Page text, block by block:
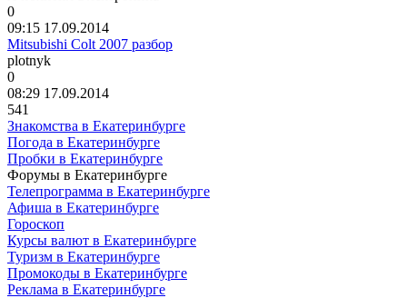
0
09:15 17.09.2014
Mitsubishi Сolt 2007 разбор
plotnyk
0
08:29 17.09.2014
541
Знакомства в Екатеринбурге
Погода в Екатеринбурге
Пробки в Екатеринбурге
Форумы в Екатеринбурге
Телепрограмма в Екатеринбурге
Афиша в Екатеринбурге
Гороскоп
Курсы валют в Екатеринбурге
Туризм в Екатеринбурге
Промокоды в Екатеринбурге
Реклама в Екатеринбурге